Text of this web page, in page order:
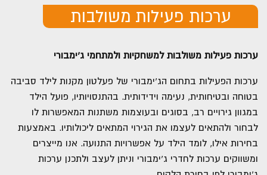
ערכות פעילות משולבות
ערכות פעילות משולבות למשחקיות ולמתחמי ג'ימבורי
ערכות הפעילות בתחום הג'ימבורי של פעלטון מקנות לילד סביבה
בטוחה ובטיחותית, נעימה וידידותית. בהתנסויותיו, פועל הילד
במגוון גירויים רב, בסוגים ובעוצמות משתנות המאפשרות לו
לבחור ולהתאים לעצמו את הגירוי המתאים ליכולותיו. באמצעות
בחירות אילו, לומד הילד על אפשרויות התנועה. אנו מייצרים
ומשווקים ערכות לחדרי ג'ימבורי וניתן לעצב ולתכנן ערכות